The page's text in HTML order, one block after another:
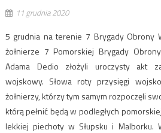
11 grudnia 2020
5 grudnia na terenie 7 Brygady Obrony
żołnierze 7 Pomorskiej Brygady
Adama Dedio złożyli uroczysty akt
wojskowy. Słowa roty przysięgi
żołnierzy, którzy tym samym rozpoczęli
którą pełnić będą w podległych
lekkiej piechoty w Słupsku i Malborku.